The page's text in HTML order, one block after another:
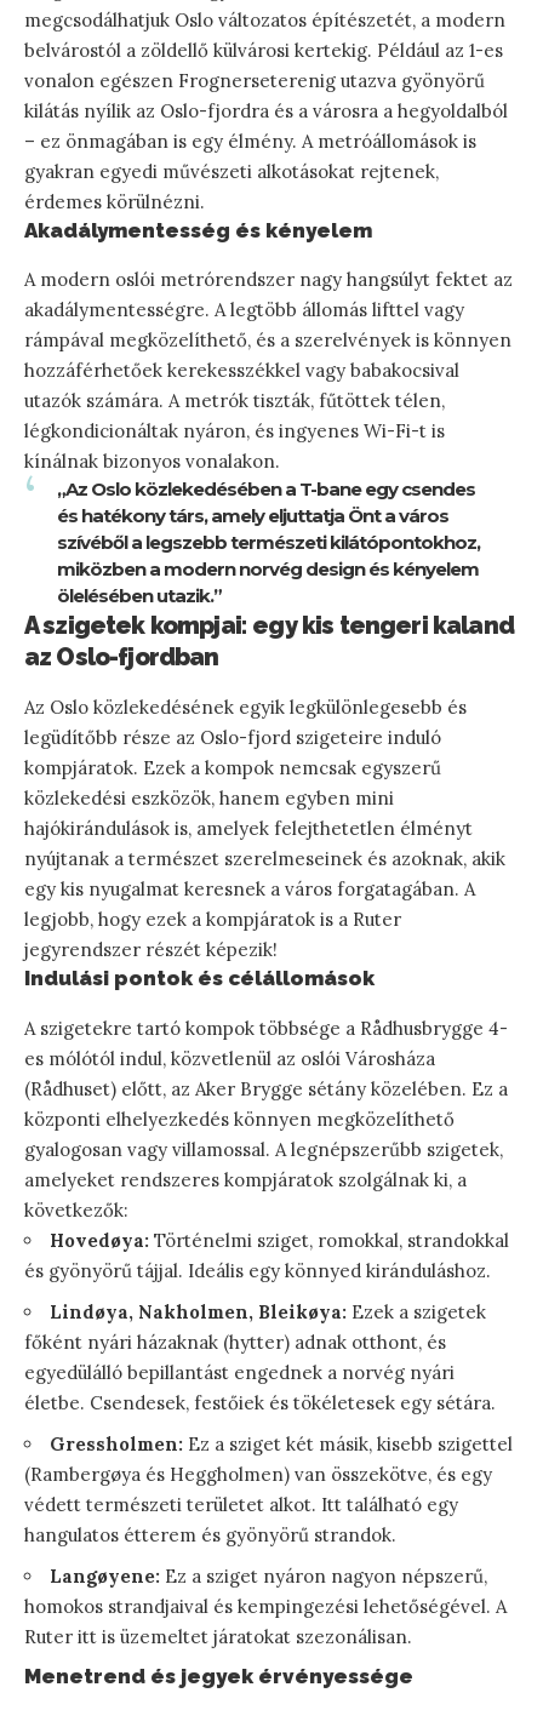
megcsodálhatjuk Oslo változatos építészetét, a modern
belvárostól a zöldellő külvárosi kertekig. Például az 1-es
vonalon egészen Frognerseterenig utazva gyönyörű
kilátás nyílik az Oslo-fjordra és a városra a hegyoldalból
– ez önmagában is egy élmény. A metróállomások is
gyakran egyedi művészeti alkotásokat rejtenek,
érdemes körülnézni.
Akadálymentesség és kényelem
A modern oslói metrórendszer nagy hangsúlyt fektet az
akadálymentességre. A legtöbb állomás lifttel vagy
rámpával megközelíthető, és a szerelvények is könnyen
hozzáférhetőek kerekesszékkel vagy babakocsival
utazók számára. A metrók tiszták, fűtöttek télen,
légkondicionáltak nyáron, és ingyenes Wi-Fi-t is
kínálnak bizonyos vonalakon.
„Az Oslo közlekedésében a T-bane egy csendes
és hatékony társ, amely eljuttatja Önt a város
szívéből a legszebb természeti kilátópontokhoz,
miközben a modern norvég design és kényelem
ölelésében utazik.”
A szigetek kompjai: egy kis tengeri kaland
az Oslo-fjordban
Az Oslo közlekedésének egyik legkülönlegesebb és
legüdítőbb része az Oslo-fjord szigeteire induló
kompjáratok. Ezek a kompok nemcsak egyszerű
közlekedési eszközök, hanem egyben mini
hajókirándulások is, amelyek felejthetetlen élményt
nyújtanak a természet szerelmeseinek és azoknak, akik
egy kis nyugalmat keresnek a város forgatagában. A
legjobb, hogy ezek a kompjáratok is a Ruter
jegyrendszer részét képezik!
Indulási pontok és célállomások
A szigetekre tartó kompok többsége a Rådhusbrygge 4-
es mólótól indul, közvetlenül az oslói Városháza
(Rådhuset) előtt, az Aker Brygge sétány közelében. Ez a
központi elhelyezkedés könnyen megközelíthető
gyalogosan vagy villamossal. A legnépszerűbb szigetek,
amelyeket rendszeres kompjáratok szolgálnak ki, a
következők:
Hovedøya: Történelmi sziget, romokkal, strandokkal
és gyönyörű tájjal. Ideális egy könnyed kiránduláshoz.
Lindøya, Nakholmen, Bleikøya: Ezek a szigetek
főként nyári házaknak (hytter) adnak otthont, és
egyedülálló bepillantást engednek a norvég nyári
életbe. Csendesek, festőiek és tökéletesek egy sétára.
Gressholmen: Ez a sziget két másik, kisebb szigettel
(Rambergøya és Heggholmen) van összekötve, és egy
védett természeti területet alkot. Itt található egy
hangulatos étterem és gyönyörű strandok.
Langøyene: Ez a sziget nyáron nagyon népszerű,
homokos strandjaival és kempingezési lehetőségével. A
Ruter itt is üzemeltet járatokat szezonálisan.
Menetrend és jegyek érvényessége